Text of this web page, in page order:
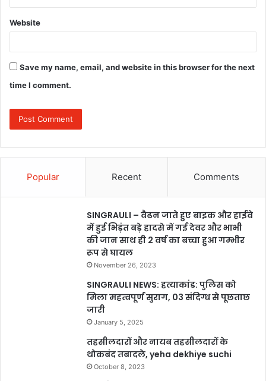
Website
Save my name, email, and website in this browser for the next
time I comment.
Popular Recent Comments
SINGRAULI – वैढन जाते हुए बाइक और हाईवे
में हुई भिड़ंत बड़े हादसे में गई देवर और भाभी
की जान साथ ही 2 वर्ष का बच्चा हुआ गम्भीर
रूप से घायल
November 26, 2023
SINGRAULI NEWS: हत्याकांड: पुलिस को
मिला महत्वपूर्ण सुराग, 03 संदिग्ध से पूछताछ
जारी
January 5, 2025
तहसीलदारों और नायब तहसीलदारों के
थोकबंद तबादले, yeha dekhiye suchi
October 8, 2023